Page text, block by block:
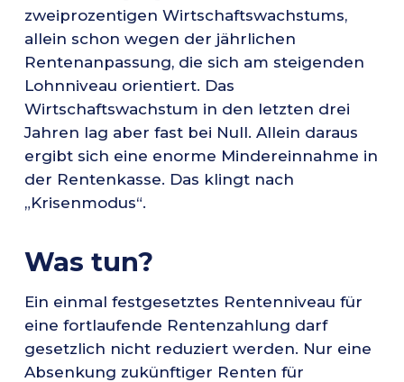
zweiprozentigen Wirtschaftswachstums,
allein schon wegen der jährlichen
Rentenanpassung, die sich am steigenden
Lohnniveau orientiert. Das
Wirtschaftswachstum in den letzten drei
Jahren lag aber fast bei Null. Allein daraus
ergibt sich eine enorme Mindereinnahme in
der Rentenkasse. Das klingt nach
„Krisenmodus“.
Was tun?
Ein einmal festgesetztes Rentenniveau für
eine fortlaufende Rentenzahlung darf
gesetzlich nicht reduziert werden. Nur eine
Absenkung zukünftiger Renten für